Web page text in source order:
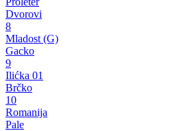
Dvorovi
8
Mladost (G)
Gacko
9
Ilićka 01
Brčko
10
Romanija
Pale